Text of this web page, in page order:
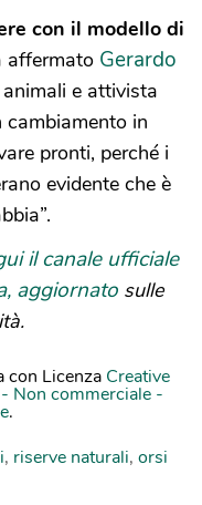
con il modello di
affermato Gerardo
e attivista
cambiamento in
pronti, perché i
evidente che è
il canale ufficiale
aggiornato sulle
con Licenza Creative
Non commerciale -
.
, riserve naturali, orsi